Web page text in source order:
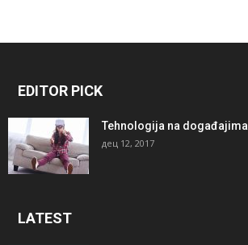
EDITOR PICK
Tehnologija na događajima
дец 12, 2017
LATEST